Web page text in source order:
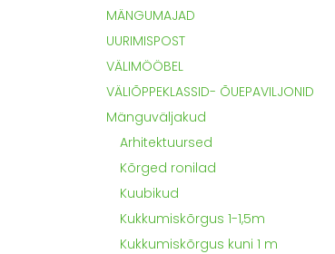
MÄNGUMAJAD
UURIMISPOST
VÄLIMÖÖBEL
VÄLIÕPPEKLASSID- ÕUEPAVILJONID
Mänguväljakud
Arhitektuursed
Kõrged ronilad
Kuubikud
Kukkumiskõrgus 1-1,5m
Kukkumiskõrgus kuni 1 m